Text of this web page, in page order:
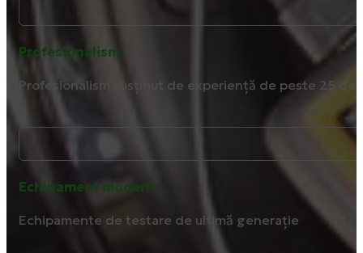
Profesionalism
Profesionalism susținut de experiență de peste 25 de
Echipament modern
Echipamente de testare de ultimă generație